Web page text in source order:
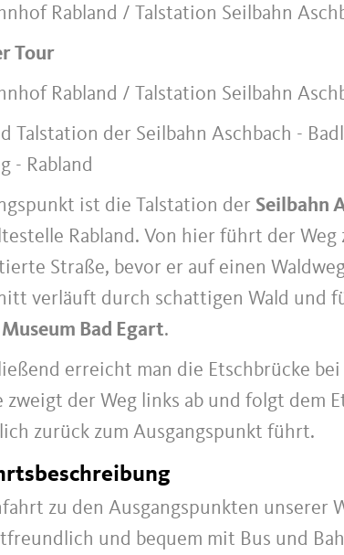
Rabland / Talstation Seilbahn
Tour
Rabland / Talstation Seilbahn
Talstation der Seilbahn Aschbach -
- Rabland
ist die Talstation der Seilbahn
Rabland. Von hier führt der
Straße, bevor er auf einen
verläuft durch schattigen Wald und
Museum Bad Egart.
erreicht man die Etschbrücke
zweigt der Weg links ab und folgt dem
zurück zum Ausgangspunkt führt.
zu den Ausgangspunkten unserer
und bequem mit Bus und